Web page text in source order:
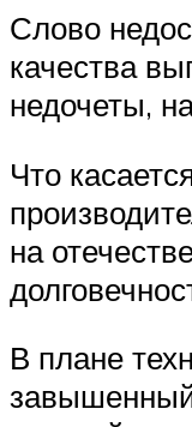
Слово
качества
недочеты,
Что
на
В плане
завышенный